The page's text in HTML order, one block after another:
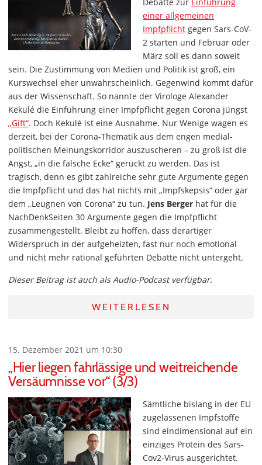
einer allgemeinen
Impfpflicht gegen Sars-CoV-
2 starten und Februar oder
März soll es dann soweit
sein. Die Zustimmung von Medien und Politik ist groß, ein
Kurswechsel eher unwahrscheinlich. Gegenwind kommt dafür
aus der Wissenschaft. So nannte der Virologe Alexander
Kekulé die Einführung einer Impfpflicht gegen Corona jüngst
„Gift“. Doch Kekulé ist eine Ausnahme. Nur Wenige wagen es
derzeit, bei der Corona-Thematik aus dem engen medial-
politischen Meinungskorridor auszuscheren – zu groß ist die
Angst, „in die falsche Ecke“ gerückt zu werden. Das ist
tragisch, denn es gibt zahlreiche sehr gute Argumente gegen
die Impfpflicht und das hat nichts mit „Impfskepsis“ oder gar
dem „Leugnen von Corona“ zu tun. Jens Berger hat für die
NachDenkSeiten 30 Argumente gegen die Impfpflicht
zusammengestellt. Bleibt zu hoffen, dass derartiger
Widerspruch in der aufgeheizten, fast nur noch emotional
und nicht mehr rational geführten Debatte nicht untergeht.
Dieser Beitrag ist auch als Audio-Podcast verfügbar.
WEITERLESEN
15. Dezember 2021 um 10:30
„Hier liegen fahrlässige und weitreichende
Versäumnisse vor“ (3/3)
Sämtliche bislang in der EU
zugelassenen Impfstoffe
sind eindimensional auf ein
einziges Protein des Sars-
Cov2-Virus ausgerichtet.